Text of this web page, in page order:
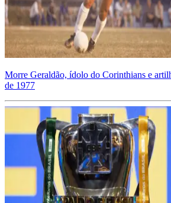
Morre Geraldão, ídolo do Corinthians e
de 1977